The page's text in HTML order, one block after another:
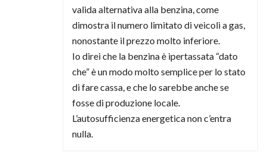
valida alternativa alla benzina, come
dimostra il numero limitato di veicoli a gas,
nonostante il prezzo molto inferiore.
Io direi che la benzina è ipertassata “dato
che” è un modo molto semplice per lo stato
di fare cassa, e che lo sarebbe anche se
fosse di produzione locale.
L’autosufficienza energetica non c’entra
nulla.